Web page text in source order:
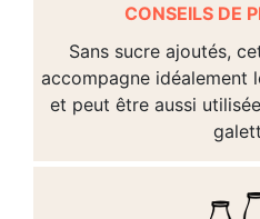
CONSEILS DE
Sans sucre ajoutés,
accompagne idéalement
et peut être aussi